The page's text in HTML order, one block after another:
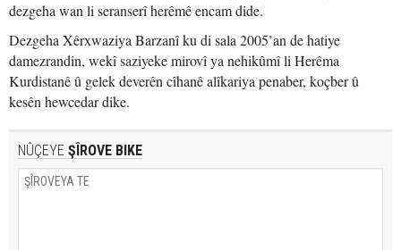
dezgeha wan li seranserî herêmê encam dide.
Dezgeha Xêrxwaziya Barzanî ku di sala 2005’an de hatiye
damezrandin, wekî saziyeke mirovî ya nehikûmî li Herêma
Kurdistanê û gelek deverên cîhanê alîkariya penaber, koçber û
kesên hewcedar dike.
NÛÇEYE ŞÎROVE BIKE